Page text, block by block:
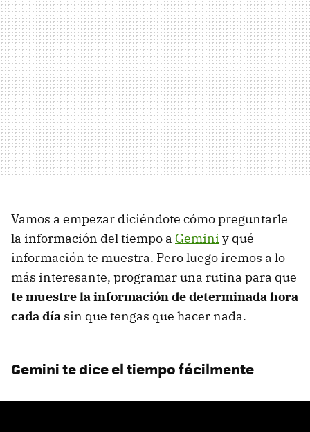
Vamos a empezar diciéndote cómo preguntarle
la información del tiempo a Gemini y qué
información te muestra. Pero luego iremos a lo
más interesante, programar una rutina para que
te muestre la información de determinada hora
cada día sin que tengas que hacer nada.
Gemini te dice el tiempo fácilmente